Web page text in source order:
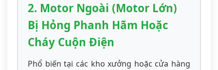
2. Motor Ngoài (Motor Lớn)
Bị Hỏng Phanh Hãm Hoặc
Cháy Cuộn Điện
Phổ biến tại các kho xưởng hoặc cửa hàng